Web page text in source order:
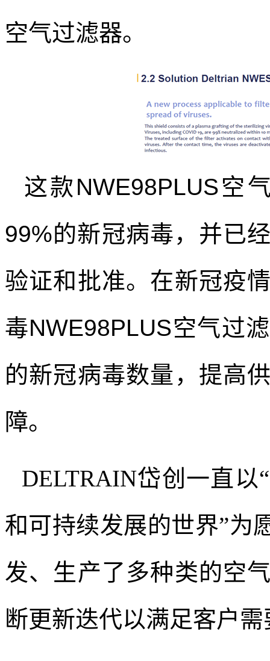
空气过滤器。
这款 NWE98PLUS空
99%的新冠病毒，并已
验证和批准。在新冠疫
毒NWE98PLUS空气过
的新冠病毒数量，提高
障。
DELTRAIN岱创一直以
和可持续发展的世界”为
发、生产了多种类的空
断更新迭代以满足客户需